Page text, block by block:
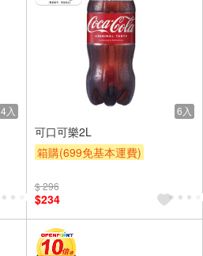
4入 6入
可口可樂2L
箱購(699免基本運費)
滿額9折
$ 296
$234